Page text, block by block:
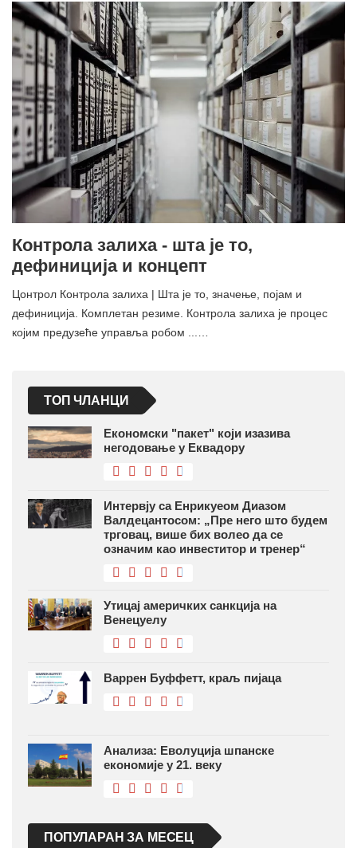
Контрола залиха - шта је то,
дефиниција и концепт
Цонтрол Контрола залиха | Шта је то, значење, појам и
дефиниција. Комплетан резиме. Контрола залиха је процес
којим предузеће управља робом ...…
ТОП ЧЛАНЦИ
Економски "пакет" који изазива
негодовање у Еквадору
Интервју са Енрикуеом Диазом
Валдецантосом: „Пре него што будем
трговац, више бих волео да се
означим као инвеститор и тренер“
Утицај америчких санкција на
Венецуелу
Варрен Буффетт, краљ пијаца
Анализа: Еволуција шпанске
економије у 21. веку
ПОПУЛАРАН ЗА МЕСЕЦ